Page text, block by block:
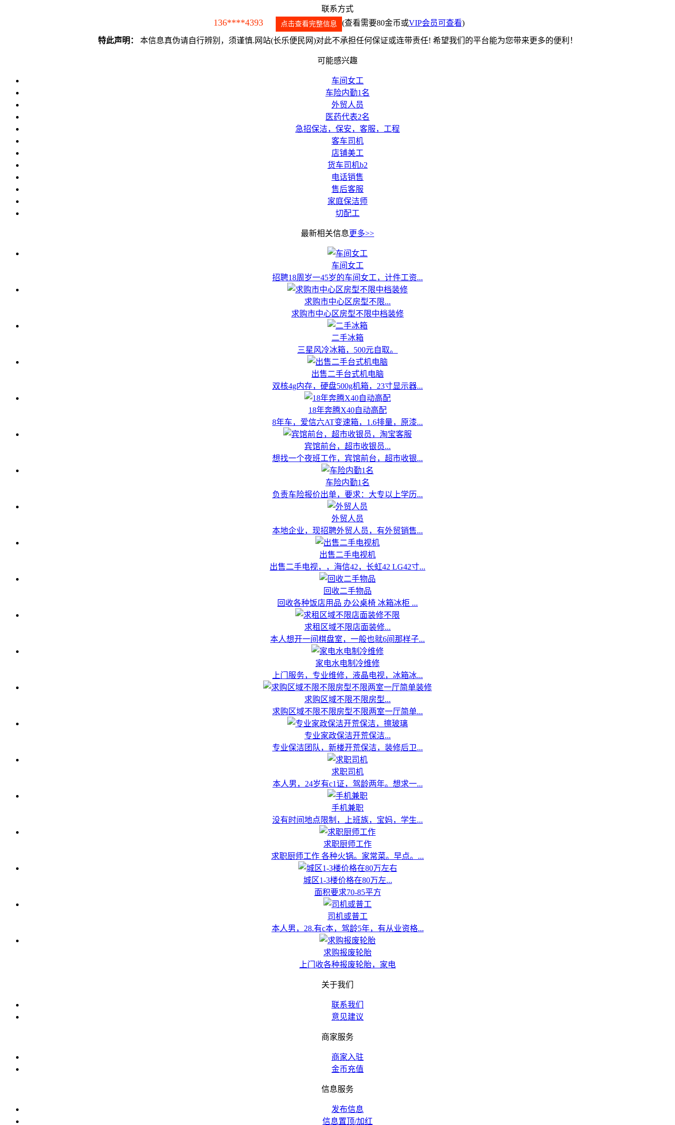
联系方式
136****4393 点击查看完整信息 (查看需要80金币或VIP会员可查看)
特此声明： 本信息真伪请自行辨别，须谨慎.网站(长乐便民网)对此不承担任何保证或连带责任! 希望我们的平台能为您带来更多的便利！
可能感兴趣
车间女工
车险内勤1名
外贸人员
医药代表2名
急招保洁，保安，客服，工程
客车司机
店铺美工
货车司机b2
电话销售
售后客服
家庭保洁师
切配工
最新相关信息更多>>
车间女工
招聘18周岁一45岁的车间女工，计件工资...
求购市中心区房型不限...
求购市中心区房型不限中档装修
二手冰箱
三星风冷冰箱，500元自取。
出售二手台式机电脑
双核4g内存，硬盘500g机箱，23寸显示器...
18年奔腾X40自动高配
8年车，爱信六AT变速箱，1.6排量，原漆...
宾馆前台，超市收银员...
想找一个夜班工作，宾馆前台，超市收银...
车险内勤1名
负责车险报价出单，要求：大专以上学历...
外贸人员
本地企业，现招聘外贸人员，有外贸销售...
出售二手电视机
出售二手电视，，海信42，长虹42 LG42寸...
回收二手物品
回收各种饭店用品 办公桌椅 冰箱冰柜 ...
求租区域不限店面装修...
本人想开一间棋盘室，一般也就6间那样子...
家电水电制冷维修
上门服务，专业维修，液晶电视，冰箱冰...
求购区域不限不限房型...
求购区域不限不限房型不限两室一厅简单...
专业家政保洁开荒保洁...
专业保洁团队，新楼开荒保洁，装修后卫...
求职司机
本人男，24岁有c1证，驾龄两年。想求一...
手机兼职
没有时间地点限制，上班族，宝妈，学生...
求职厨师工作
求职厨师工作 各种火锅。家常菜。早点。...
城区1-3楼价格在80万左...
面积要求70-85平方
司机或普工
本人男，28.有c本，驾龄5年，有从业资格...
求购报废轮胎
上门收各种报废轮胎，家电
关于我们
联系我们
意见建议
商家服务
商家入驻
金币充值
信息服务
发布信息
信息置顶/加红